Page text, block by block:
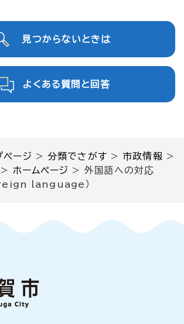
ページ >分類でさがす >市政情報 >
> ホームページ > 外国語への対応
language）
見つからないときは
よくある質問と回答